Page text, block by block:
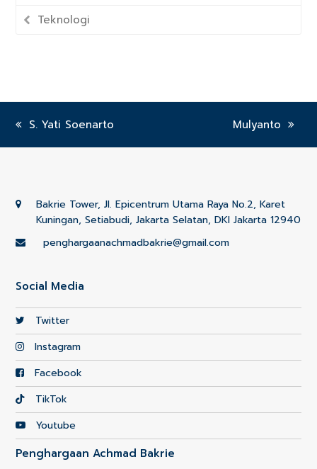
Teknologi
previous
S. Yati Soenarto
next
Mulyanto
Bakrie Tower, Jl. Epicentrum Utama Raya No.2, Karet
Kuningan, Setiabudi, Jakarta Selatan, DKI Jakarta 12940
penghargaanachmadbakrie@gmail.com
Social Media
Twitter
Instagram
Facebook
TikTok
Youtube
Penghargaan Achmad Bakrie